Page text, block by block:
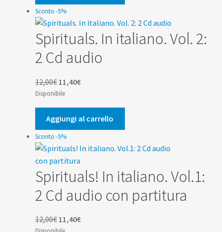
10,00€.9,50€.
Sconto -5%
Spirituals. In italiano. Vol. 2:
2 Cd audio
12,00€ Il
prezzo
originale
era:
12,00€.
11,40€Il
attuale
è:
11,40€.
Disponibile
Aggiungi al carrello
Sconto -5%
Spirituals! In italiano. Vol.1:
2 Cd audio con partitura
12,00€ Il
11,40€Il